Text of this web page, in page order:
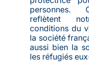
personnes.
reflètent
conditions du
la société
aussi bien la
les réfugiés